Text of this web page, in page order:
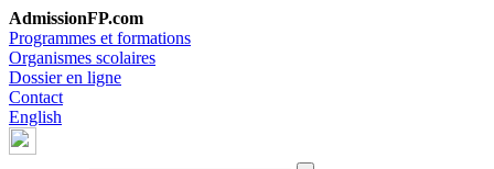
AdmissionFP.com
Programmes et formations
Organismes scolaires
Dossier en ligne
Contact
English